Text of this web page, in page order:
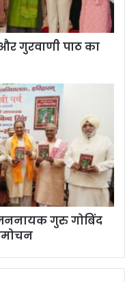
गुरवाणी पाठ का
जननायक गुरु गोबिंद